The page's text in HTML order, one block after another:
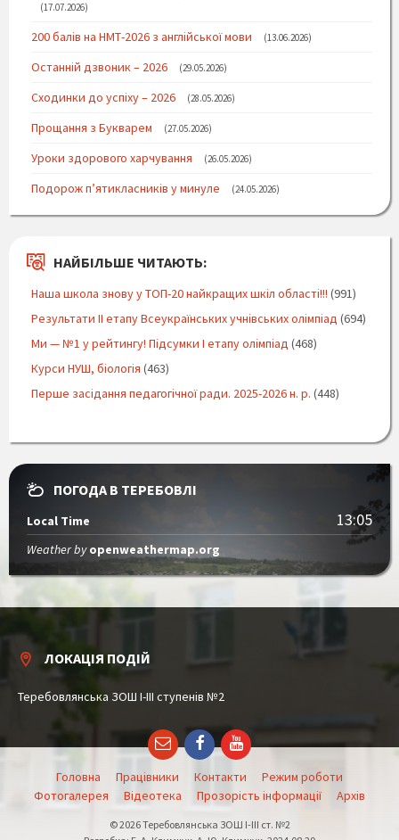
17.07.2026
200 балів на НМТ-2026 з англійської мови 13.06.2026
Останній дзвоник – 2026 29.05.2026
Сходинки до успіху – 2026 28.05.2026
Прощання з Букварем 27.05.2026
Уроки здорового харчування 26.05.2026
Подорож п’ятикласників у минуле 24.05.2026
НАЙБІЛЬШЕ ЧИТАЮТЬ:
Наша школа знову у ТОП-20 найкращих шкіл області!!! (991)
Результати ІІ етапу Всеукраїнських учнівських олімпіад (694)
Ми — №1 у рейтингу! Підсумки І етапу олімпіад (468)
Курси НУШ, біологія (463)
Перше засідання педагогічної ради. 2025-2026 н. р. (448)
ПОГОДА В ТЕРЕБОВЛІ
Local Time 13:05
Weather byopenweathermap.org
ЛОКАЦІЯ ПОДІЙ
Теребовлянська ЗОШ І-ІІІ ступенів №2
EmailFacebookYouTube
Головна Працівники Контакти
Режим роботи
Фотогалерея
Відеотека Прозорість інформації Архів
© 2026 Теребовлянська ЗОШ І-ІІІ ст. №2